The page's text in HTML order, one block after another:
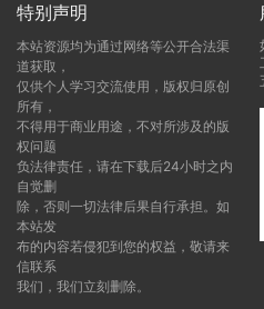
特别声明
本站资源均为通过网络等公开合法渠
道获取，
仅供个人学习交流使用，版权归原创
所有，
不得用于商业用途，不对所涉及的版
权问题
负法律责任，请在下载后24小时之内
自觉删
除，否则一切法律后果自行承担。如
本站发
布的内容若侵犯到您的权益，敬请来
信联系
我们，我们立刻删除。